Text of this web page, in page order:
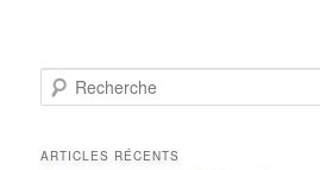
Recherche
ARTICLES RÉCENTS